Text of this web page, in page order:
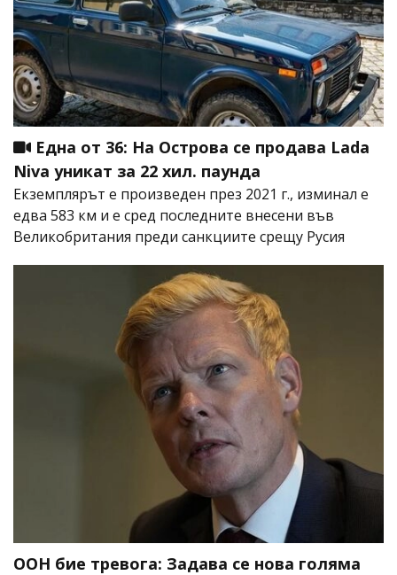
Една от 36: На Острова се продава Lada
Niva уникат за 22 хил. паунда
Екземплярът е произведен през 2021 г., изминал е
едва 583 км и е сред последните внесени във
Великобритания преди санкциите срещу Русия
ООН бие тревога: Задава се нова голяма